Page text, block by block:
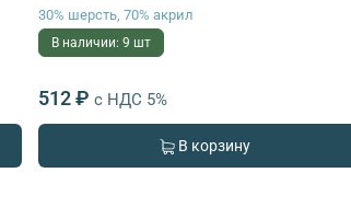
30% шерсть, 70% акрил
В наличии: 9 шт
512 ₽ с НДС 5%
В корзину